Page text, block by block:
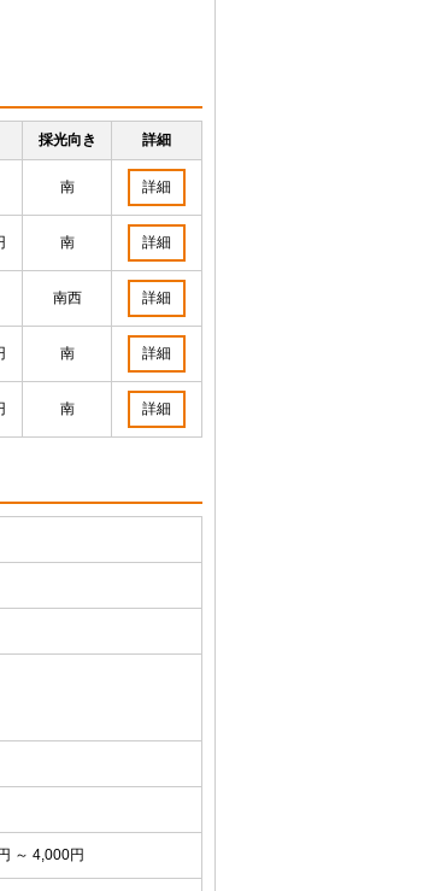
採光向き 詳細
南 詳細
南 詳細
南西 詳細
南 詳細
南 詳細
～ 4,000円